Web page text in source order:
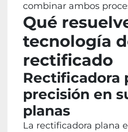
combinar ambos
Qué
tecnología
rectificado
Rectificadora
precisión en
planas
La rectificadora plana